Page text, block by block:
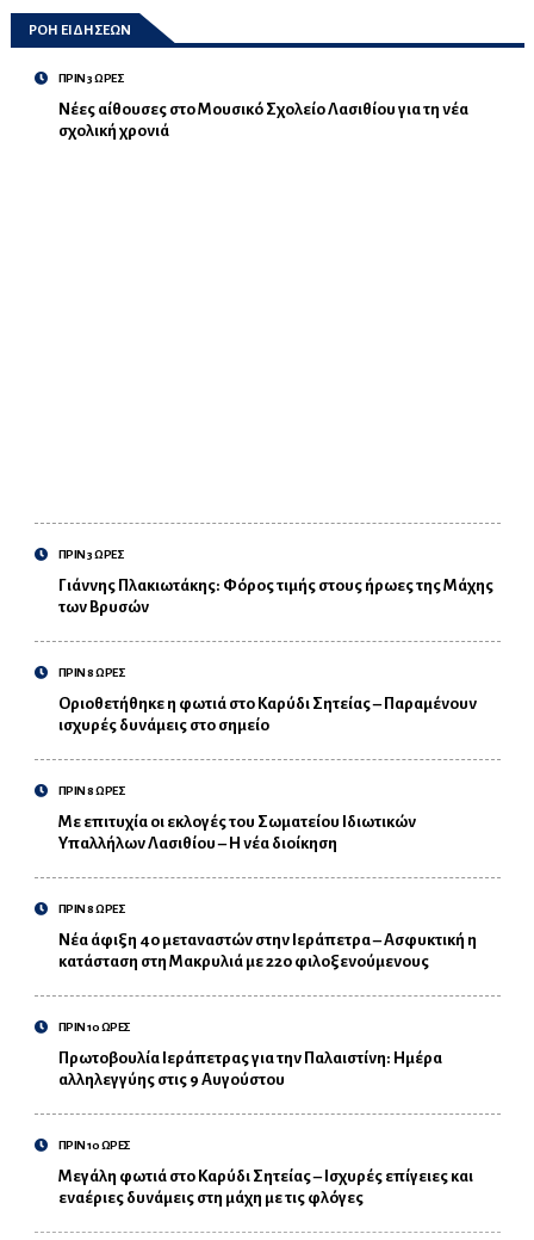
ΡΟΗ ΕΙΔΗΣΕΩΝ
ΠΡΙΝ 3 ΩΡΕΣ
Νέες αίθουσες στο Μουσικό Σχολείο Λασιθίου για τη νέα
σχολική χρονιά
ΠΡΙΝ 3 ΩΡΕΣ
Γιάννης Πλακιωτάκης: Φόρος τιμής στους ήρωες της Μάχης
των Βρυσών
ΠΡΙΝ 8 ΩΡΕΣ
Οριοθετήθηκε η φωτιά στο Καρύδι Σητείας – Παραμένουν
ισχυρές δυνάμεις στο σημείο
ΠΡΙΝ 8 ΩΡΕΣ
Με επιτυχία οι εκλογές του Σωματείου Ιδιωτικών
Υπαλλήλων Λασιθίου – Η νέα διοίκηση
ΠΡΙΝ 8 ΩΡΕΣ
Νέα άφιξη 40 μεταναστών στην Ιεράπετρα – Ασφυκτική η
κατάσταση στη Μακρυλιά με 220 φιλοξενούμενους
ΠΡΙΝ 10 ΩΡΕΣ
Πρωτοβουλία Ιεράπετρας για την Παλαιστίνη: Ημέρα
αλληλεγγύης στις 9 Αυγούστου
ΠΡΙΝ 10 ΩΡΕΣ
Μεγάλη φωτιά στο Καρύδι Σητείας – Ισχυρές επίγειες και
εναέριες δυνάμεις στη μάχη με τις φλόγες